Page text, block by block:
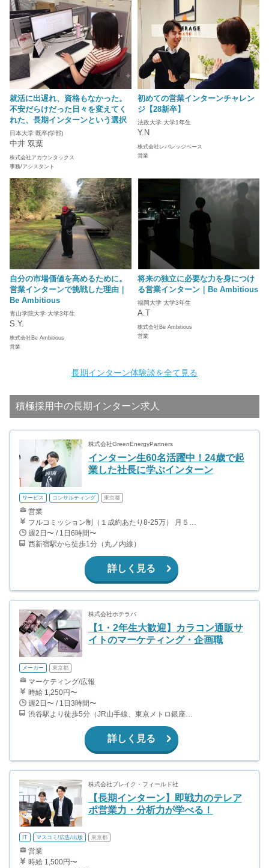
就活に出遅れ、資格もなかった。
不安だらけだった日々を変えてく
れた、長期インターンという選択
日本大学 既卒(学部)
中井 双葉
株式会社アカウンタックス
事務/アシスタント
初めての営業インターンチャレン
ジ【28新卒】
法政大学 大学1年生
Y.N
株式会社レバレッジベース
営業
自分の市場価値を高めるために。
営業インターンで挑戦した理由｜
Be Ambitious
青山学院大学 大学3年生
S.Y.
株式会社Be Ambitious
営業
将来の独立に必要な力を身につけ
る営業インターン｜Be Ambitious
福岡大学 大学3年生
A.T
株式会社Be Ambitious
営業
長期インターン体験談を全て見る
積極採用中の長期インターン求人
株式会社GreenEnergyPartners
インターン生60名活躍中！24歳で起
業した社長に学ぶインターン
サービス コンサルティング 東京都
営業
週2日〜 / 1日6時間〜
西新宿駅から徒歩1分（丸ノ内線）
詳しく見る
株式会社ホテラバ
【1・2年生大歓迎】カラコン通販サ
イトのマーケティング・企画職
メーカー 東京都
マーケティング/広報
時給 1,250円〜
週2日〜 / 1日3時間〜
渋谷駅より徒歩5分（JR山手線、東京メトロ銀座・半蔵門・副都心線）
詳しく見る
株式会社ブレイク・フィールド社
【長期インターン】即戦力のテレア
ポ営業力・分析力が学べる！
IT マスコミ/広告/出版 東京都
営業
時給 1,500円〜